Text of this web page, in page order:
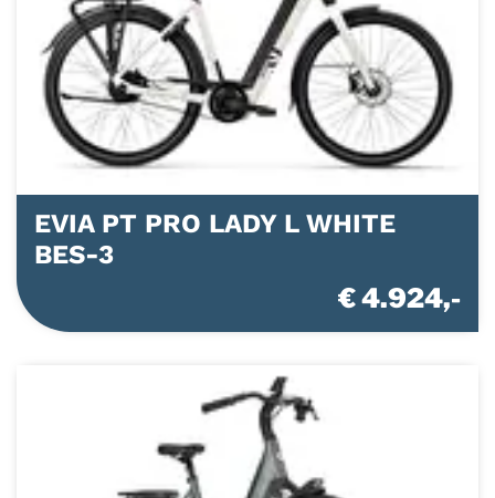
EVIA PT PRO LADY L WHITE
BES-3
€ 4.924,-